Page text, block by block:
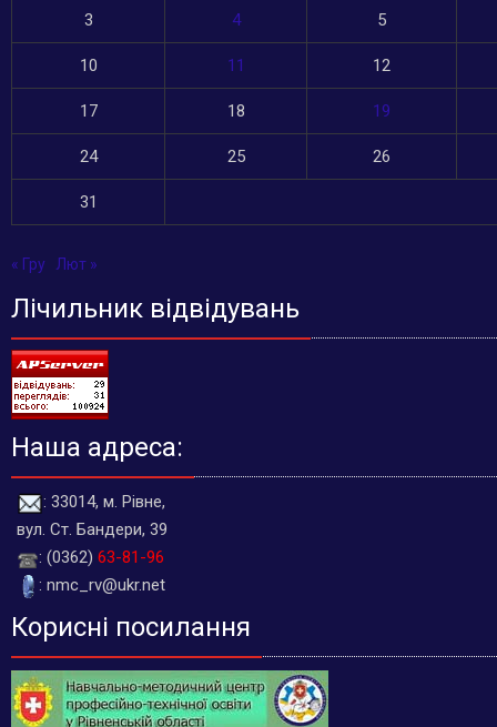
3 4 5
10 11 12
17 18 19
24 25 26
31
« Гру Лют »
Лічильник відвідувань
Наша адреса:
: 33014, м. Рівне,
вул. Ст. Бандери, 39
: (0362) 63-81-96
: nmc_rv@ukr.net
Корисні посилання